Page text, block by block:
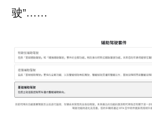
驶”……